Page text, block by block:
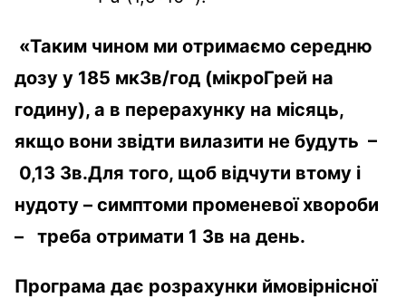
«Таким чином ми отримаємо середню
дозу у 185 мкЗв/год (мікроГрей на
годину), а в перерахунку на місяць,
якщо вони звідти вилазити не будуть –
0,13 Зв.Для того, щоб відчути втому і
нудоту – симптоми променевої хвороби
– треба отримати 1 Зв на день.
Програма дає розрахунки ймовірнісної